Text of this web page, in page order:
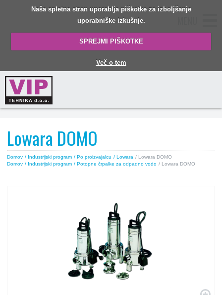
Naša spletna stran uporablja piškotke za izboljšanje
uporabniške izkušnje.
SPREJMI PIŠKOTKE
Več o tem
Lowara DOMO
Domov / Industrijski program / Po proizvajalcu / Lowara / Lowara DOMO
Domov / Industrijski program / Potopne črpalke za odpadno vodo / Lowara DOMO